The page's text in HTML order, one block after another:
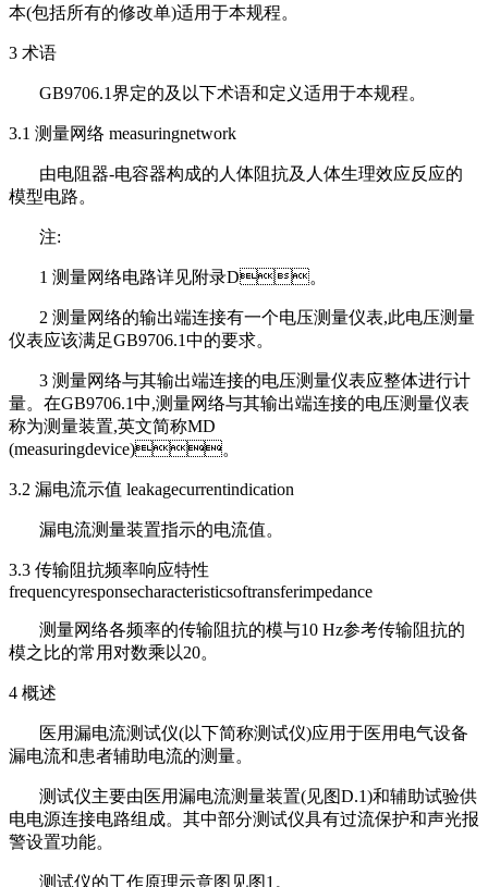
本(包括所有的修改单)适用于本规程。
3 术语
GB9706.1界定的及以下术语和定义适用于本规程。
3.1 测量网络 measuringnetwork
由电阻器-电容器构成的人体阻抗及人体生理效应反应的
模型电路。
注:
1 测量网络电路详见附录D。
2 测量网络的输出端连接有一个电压测量仪表,此电压测量
仪表应该满足GB9706.1中的要求。
3 测量网络与其输出端连接的电压测量仪表应整体进行计
量。在GB9706.1中,测量网络与其输出端连接的电压测量仪表
称为测量装置,英文简称MD
(measuringdevice)。
3.2 漏电流示值 leakagecurrentindication
漏电流测量装置指示的电流值。
3.3 传输阻抗频率响应特性
frequencyresponsecharacteristicsoftransferimpedance
测量网络各频率的传输阻抗的模与10 Hz参考传输阻抗的
模之比的常用对数乘 以20。
4 概述
医用漏电流测试仪(以下简称测试仪)应用于医用电气设备
漏电流和患者辅助电流的测量。
测试仪主要由医用漏电流测量装置(见图D.1)和辅助试验供
电电源连接电路组 成。其中部分测试仪具有过流保护和声光报
警设置功能。
测试仪的工作原理示意图见图1。